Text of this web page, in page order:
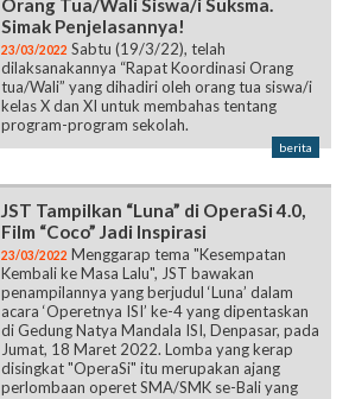
Orang Tua/Wali Siswa/i Suksma.
Simak Penjelasannya!
23/03/2022 Sabtu (19/3/22), telah
dilaksanakannya “Rapat Koordinasi Orang
tua/Wali” yang dihadiri oleh orang tua siswa/i
kelas X dan XI untuk membahas tentang
program-program sekolah.
berita
JST Tampilkan “Luna” di OperaSi 4.0,
Film “Coco” Jadi Inspirasi
23/03/2022 Menggarap tema "Kesempatan
Kembali ke Masa Lalu", JST bawakan
penampilannya yang berjudul ‘Luna’ dalam
acara ‘Operetnya ISI’ ke-4 yang dipentaskan
di Gedung Natya Mandala ISI, Denpasar, pada
Jumat, 18 Maret 2022. Lomba yang kerap
disingkat "OperaSi" itu merupakan ajang
perlombaan operet SMA/SMK se-Bali yang